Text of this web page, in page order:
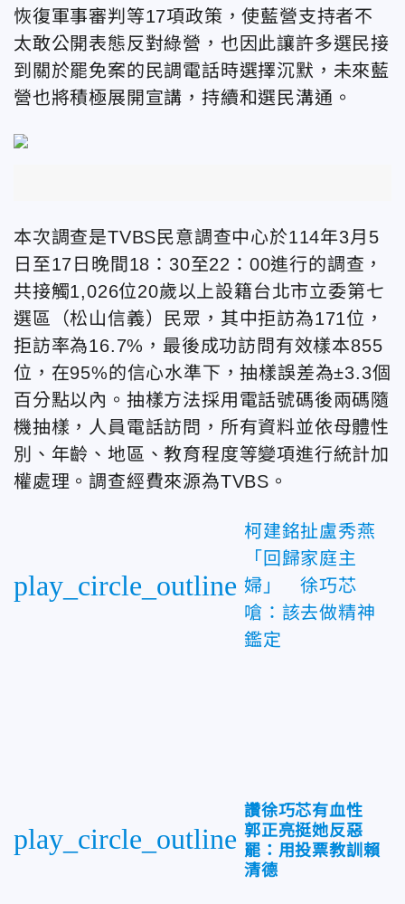
恢復軍事審判等17項政策，使藍營支持者不
太敢公開表態反對綠營，也因此讓許多選民接
到關於罷免案的民調電話時選擇沉默，未來藍
營也將積極展開宣講，持續和選民溝通。
本次調查是TVBS民意調查中心於114年3月5
日至17日晚間18：30至22：00進行的調查，
共接觸1,026位20歲以上設籍台北市立委第七
選區（松山信義）民眾，其中拒訪為171位，
拒訪率為16.7%，最後成功訪問有效樣本855
位，在95%的信心水準下，抽樣誤差為±3.3個
百分點以內。抽樣方法採用電話號碼後兩碼隨
機抽樣，人員電話訪問，所有資料並依母體性
別、年齡、地區、教育程度等變項進行統計加
權處理。調查經費來源為TVBS。
play_circle_outline
柯建銘扯盧秀燕
「回歸家庭主
婦」 徐巧芯
嗆：該去做精神
鑑定
play_circle_outline
讚徐巧芯有血性
郭正亮挺她反惡
罷：用投票教訓賴
清德